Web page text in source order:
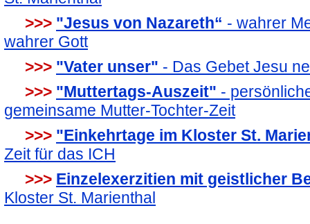
>>> "Jesus von Nazareth“ - wahrer
wahrer Gott
>>> "Vater unser" - Das Gebet Jesu
>>> "Muttertags-Auszeit" -
gemeinsame Mutter-Tochter-Zeit
>>> "Einkehrtage im Kloster St.
Zeit für das ICH
>>> Einzelexerzitien mit geistlicher
Kloster St. Marienthal